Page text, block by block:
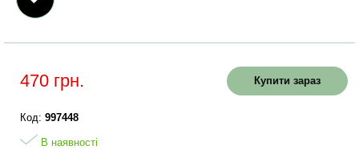
470 грн. Купити зараз
Код: 997448
В наявності